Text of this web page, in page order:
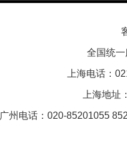
全国统
上海电话：
上海地
广州电话：020-85201055